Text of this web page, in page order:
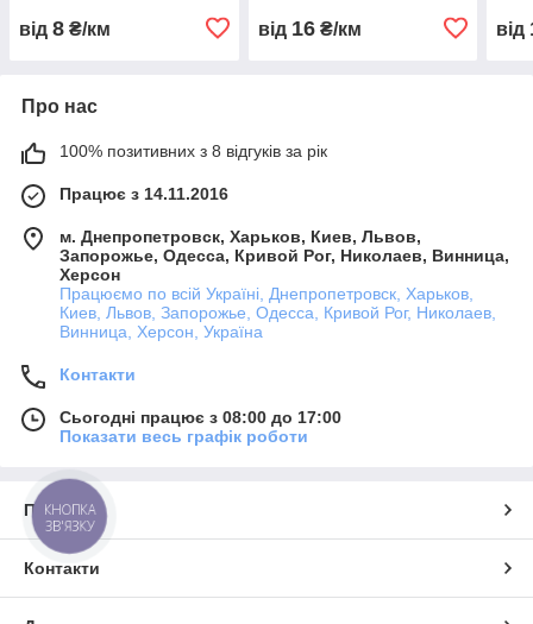
від 8 ₴/км від 16₴/км від
Про нас
100% позитивних з 8 відгуків за рік
Працює з 14.11.2016
м. Днепропетровск, Харьков, Киев, Львов,
Запорожье, Одесса, Кривой Рог, Николаев, Винница,
Херсон
Працюємо по всій Україні, Днепропетровск, Харьков,
Киев, Львов, Запорожье, Одесса, Кривой Рог, Николаев,
Винница, Херсон, Україна
Контакти
Сьогодні працює з 08:00 до 17:00
Показати весь графік роботи
Про нас
Контакти
КНОПКА
ЗВ'ЯЗКУ